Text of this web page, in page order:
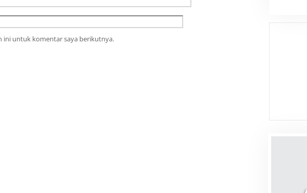
ini untuk komentar saya berikutnya.